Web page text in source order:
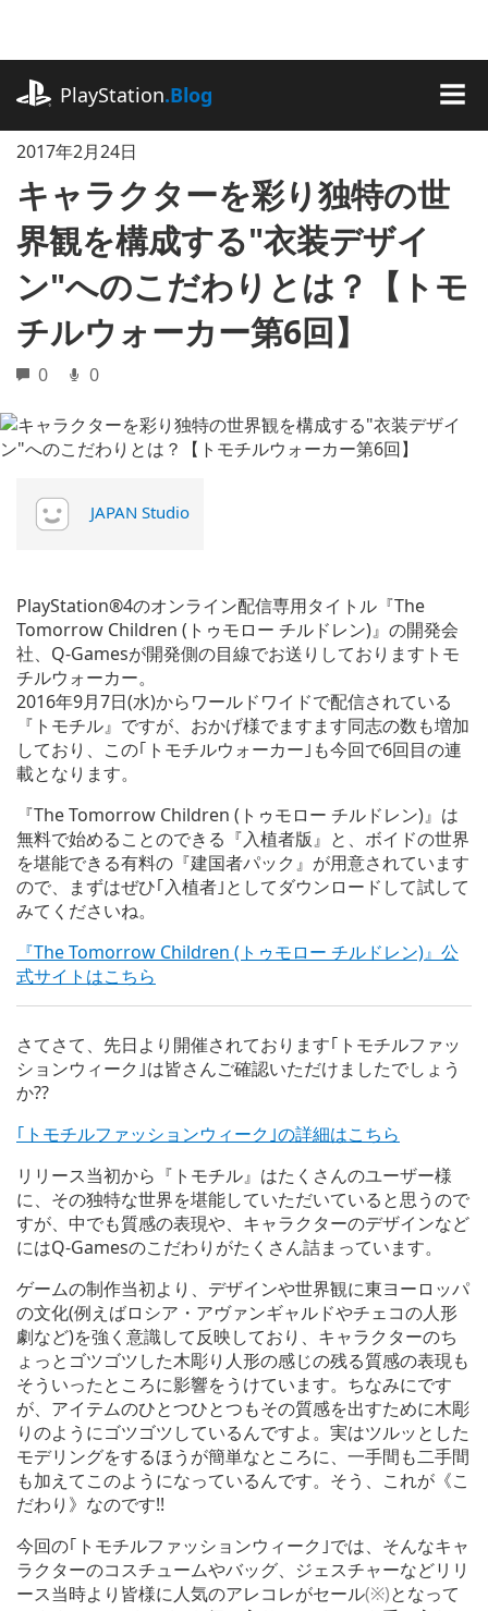
に
キ
ッ
プ
PlayStation.Blog
2017年2月24日
キャラクターを彩り独特の世
界観を構成する"衣装デザイ
ン"へのこだわりとは？【トモ
チルウォーカー第6回】
0 0
JAPAN Studio
PlayStation®4のオンライン配信専用タイトル『The
Tomorrow Children (トゥモロー チルドレン)』の開発会
社、Q-Gamesが開発側の目線でお送りしておりますトモ
チルウォーカー。
2016年9月7日(水)からワールドワイドで配信されている
『トモチル』ですが、おかげ様でますます同志の数も増加
しており、この｢トモチルウォーカー｣も今回で6回目の連
載となります。
『The Tomorrow Children (トゥモロー チルドレン)』は
無料で始めることのできる『入植者版』と、ボイドの世界
を堪能できる有料の『建国者パック』が用意されています
ので、まずはぜひ｢入植者｣としてダウンロードして試して
みてくださいね。
『The Tomorrow Children (トゥモロー チルドレン)』公
式サイトはこちら
さてさて、先日より開催されております｢トモチルファッ
ションウィーク｣は皆さんご確認いただけましたでしょう
か??
｢トモチルファッションウィーク｣の詳細はこちら
リリース当初から『トモチル』はたくさんのユーザー様
に、その独特な世界を堪能していただいていると思うので
すが、中でも質感の表現や、キャラクターのデザインなど
にはQ-Gamesのこだわりがたくさん詰まっています。
ゲームの制作当初より、デザインや世界観に東ヨーロッパ
の文化(例えばロシア・アヴァンギャルドやチェコの人形
劇など)を強く意識して反映しており、キャラクターのち
ょっとゴツゴツした木彫り人形の感じの残る質感の表現も
そういったところに影響をうけています。ちなみにです
が、アイテムのひとつひとつもその質感を出すために木彫
りのようにゴツゴツしているんですよ。実はツルッとした
モデリングをするほうが簡単なところに、一手間も二手間
も加えてこのようになっているんです。そう、これが《こ
だわり》なのです!!
今回の｢トモチルファッションウィーク｣では、そんなキャ
ラクターのコスチュームやバッグ、ジェスチャーなどリリ
ース当時より皆様に人気のアレコレがセール(※)となって